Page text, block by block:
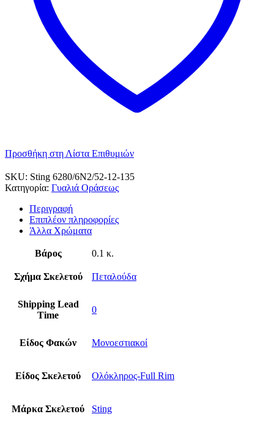
Προσθήκη στη Λίστα Επιθυμιών
SKU: Sting 6280/6N2/52-12-135
Κατηγορία: Γυαλιά Οράσεως
Περιγραφή
Επιπλέον πληροφορίες
Άλλα Χρώματα
Βάρος 0.1 κ.
Σχήμα Σκελετού Πεταλούδα
Shipping Lead
Time
0
Είδος Φακών Μονοεστιακοί
Είδος Σκελετού Ολόκληρος-Full Rim
Μάρκα Σκελετού Sting